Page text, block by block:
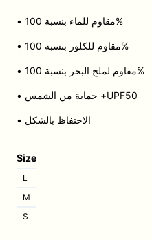
• مقاوم للماء بنسبة 100%
• مقاوم للكلور بنسبة 100%
• مقاوم لملح البحر بنسبة 100%
• حماية من الشمس +UPF50
• الاحتفاظ بالشكل
Size
L
M
S